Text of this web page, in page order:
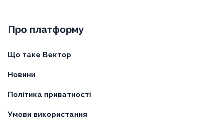
Про платформу
Що таке Вектор
Новини
Політика приватності
Умови використання